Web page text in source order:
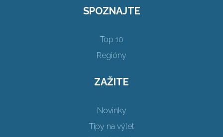
SPOZNAJTE
Top 10
Regióny
ZAŽITE
Novinky
Tipy na výlet